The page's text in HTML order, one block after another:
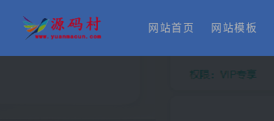
网站首页 网站模板